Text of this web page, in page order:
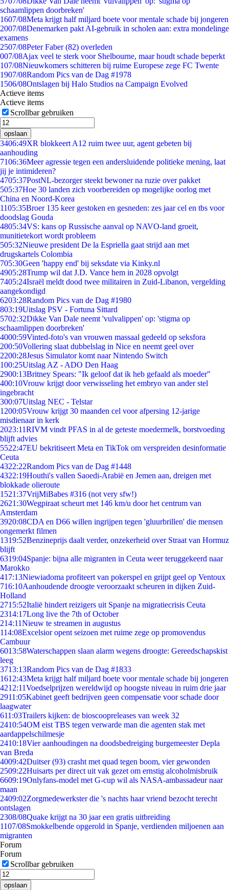
schaamlippen doorbreken'
1607/08Meta krijgt half miljard boete voor mentale schade bij jongeren
2007/08Denemarken pakt AI-gebruik in scholen aan: extra mondelinge
examens
2507/08Peter Faber (82) overleden
007/08Ajax veel te sterk voor Shelbourne, maar houdt schade beperkt
107/08Nieuwkomers schitteren bij ruime Europese zege FC Twente
1907/08Random Pics van de Dag #1978
1506/08Ontslagen bij Halo Studios na Campaign Evolved
Actieve items
Actieve items
Scrollbar gebruiken
opslaan
3406:49XR blokkeert A12 ruim twee uur, agent gebeten bij
aanhouding
7106:36Meer agressie tegen een andersluidende politieke mening, laat
jij je intimideren?
4705:37PostNL-bezorger steekt bewoner na ruzie over pakket
505:37Hoe 30 landen zich voorbereiden op mogelijke oorlog met
China en Noord-Korea
1105:35Broer 135 keer gestoken en gesneden: zes jaar cel en tbs voor
doodslag Gouda
4805:34VS: kans op Russische aanval op NAVO-land groeit,
munitietekort wordt probleem
505:32Nieuwe president De la Espriella gaat strijd aan met
drugskartels Colombia
705:30Geen 'happy end' bij seksdate via Kinky.nl
4905:28Trump wil dat J.D. Vance hem in 2028 opvolgt
7405:24Israël meldt dood twee militairen in Zuid-Libanon, vergelding
aangekondigd
6203:28Random Pics van de Dag #1980
803:19Uitslag PSV - Fortuna Sittard
5702:32Dikke Van Dale neemt 'vulvalippen' op: 'stigma op
schaamlippen doorbreken'
4000:59Vinted-foto's van vrouwen massaal gedeeld op seksfora
200:50Vollering slaat dubbelslag in Nice en neemt geel over
2200:28Jesus Simulator komt naar Nintendo Switch
100:25Uitslag AZ - ADO Den Haag
2900:13Britney Spears: "Ik geloof dat ik heb gefaald als moeder"
400:10Vrouw krijgt door verwisseling het embryo van ander stel
ingebracht
300:07Uitslag NEC - Telstar
1200:05Vrouw krijgt 30 maanden cel voor afpersing 12-jarige
misdienaar in kerk
2023:11RIVM vindt PFAS in al de geteste moedermelk, borstvoeding
blijft advies
5522:47EU bekritiseert Meta en TikTok om verspreiden desinformatie
Ceuta
4322:22Random Pics van de Dag #1448
4322:19Houthi's vallen Saoedi-Arabië en Jemen aan, dreigen met
blokkade olieroute
1521:37VrijMiBabes #316 (not very sfw!)
2621:30Wegpiraat scheurt met 146 km/u door het centrum van
Amsterdam
3920:08CDA en D66 willen ingrijpen tegen 'gluurbrillen' die mensen
ongemerkt filmen
1319:52Benzineprijs daalt verder, onzekerheid over Straat van Hormuz
blijft
6319:04Spanje: bijna alle migranten in Ceuta weer teruggekeerd naar
Marokko
417:13Niewiadoma profiteert van pokerspel en grijpt geel op Ventoux
716:10Aanhoudende droogte veroorzaakt scheuren in dijken Zuid-
Holland
2715:52Italië hindert reizigers uit Spanje na migratiecrisis Ceuta
2314:17Long live the 7th of October
214:11Nieuw te streamen in augustus
114:08Excelsior opent seizoen met ruime zege op promovendus
Cambuur
6013:58Waterschappen slaan alarm wegens droogte: Gereedschapskist
leeg
3713:13Random Pics van de Dag #1833
1612:43Meta krijgt half miljard boete voor mentale schade bij jongeren
4212:11Voedselprijzen wereldwijd op hoogste niveau in ruim drie jaar
2911:05Kabinet geeft bedrijven geen compensatie voor schade door
laagwater
611:03Trailers kijken: de bioscoopreleases van week 32
2410:54OM eist TBS tegen verwarde man die agenten stak met
aardappelschilmesje
2410:18Vier aanhoudingen na doodsbedreiging burgemeester Depla
van Breda
4009:42Duitser (93) crasht met quad tegen boom, vier gewonden
2509:22Huisarts per direct uit vak gezet om ernstig alcoholmisbruik
6609:19Onlyfans-model met G-cup wil als NASA-ambassadeur naar
maan
2409:02Zorgmedewerkster die 's nachts haar vriend bezocht terecht
ontslagen
2308/08Quake krijgt na 30 jaar een gratis uitbreiding
1107/08Smokkelbende opgerold in Spanje, verdienden miljoenen aan
migranten
Forum
Forum
Scrollbar gebruiken
opslaan